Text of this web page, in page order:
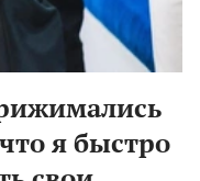
я быстро